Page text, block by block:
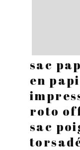
sac
en
roto
sac